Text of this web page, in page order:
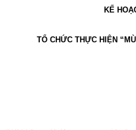
KẾ
TỔ CHỨC THỰC HIỆN